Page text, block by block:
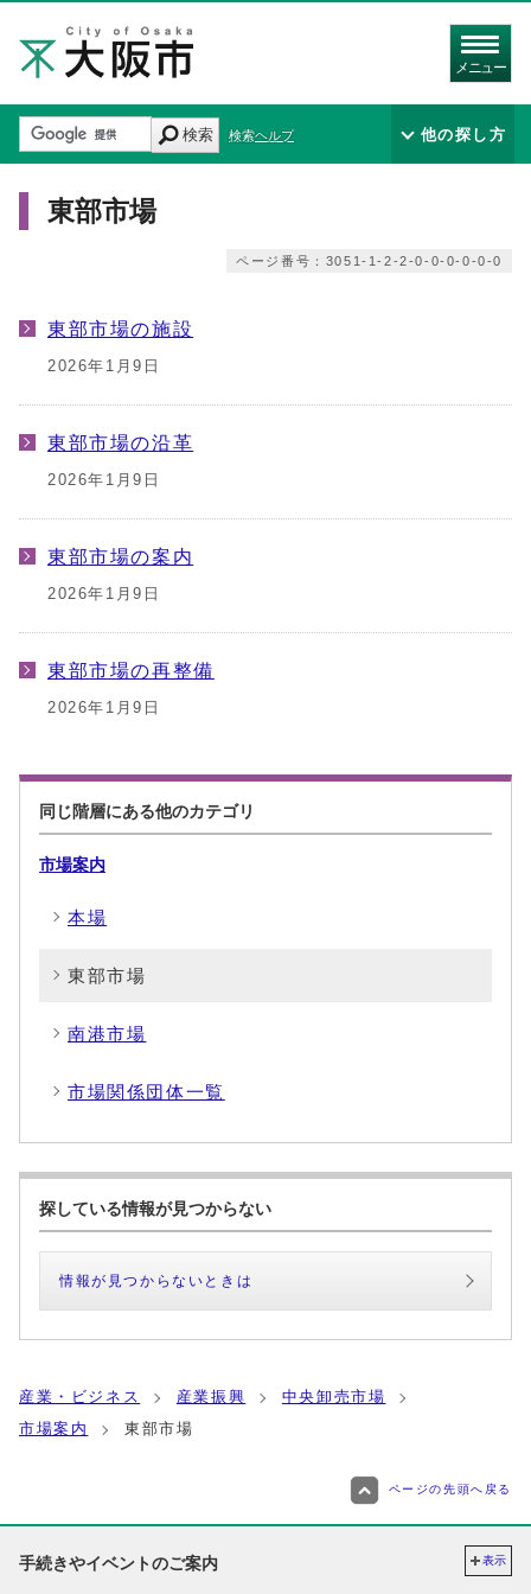
メニュー
検索 検索ヘルプ 他の探し方
東部市場
ページ番号：3051-1-2-2-0-0-0-0-0-0
東部市場の施設
2026年1月9日
東部市場の沿革
2026年1月9日
東部市場の案内
2026年1月9日
東部市場の再整備
2026年1月9日
同じ階層にある他のカテゴリ
市場案内
本場
東部市場
南港市場
市場関係団体一覧
探している情報が見つからない
情報が見つからないときは
産業・ビジネス 産業振興
中央卸売市場
市場案内
東部市場
ページの先頭へ戻る
手続きやイベントのご案内 表示